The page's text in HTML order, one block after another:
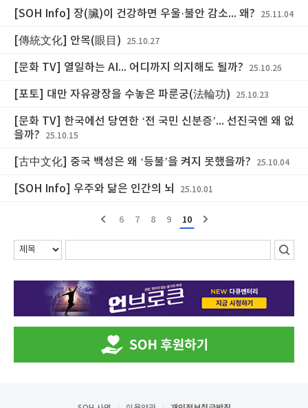
[SOH Info] 장(臟)이 건강하면 우울·불안 감소... 왜? 25.11.04
[傳統文化] 안목(眼目) 25.10.27
[문화 TV] 열일하는 AI... 어디까지 의지해도 될까? 25.10.26
[포토] 대만 자유광장을 수놓은 파룬궁(法輪功) 25.10.23
[문화 TV] 한국에선 당연한 ‘전 국민 신분증’... 선진국엔 왜 없
을까?
25.10.15
[古中文化] 중국 백성은 왜 ‘등불’을 켜지 못했을까? 25.10.04
[SOH Info] 우주와 닮은 인간의 뇌 25.10.01
6 7 8 9 10